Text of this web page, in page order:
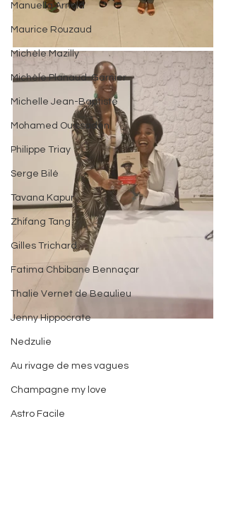
Manuella Arnold
Maurice Rouzaud
Michèle Mazilly
Michèle Planaud-Garnier
Michelle Jean-Baptiste
Mohamed Ouissaden
Philippe Triay
Serge Bilé
Tavana Kapur
Zhifang Tang
Gilles Trichard
Fatima Chbibane Bennaçar
Thalie Vernet de Beaulieu
Jenny Hippocrate
Nedzulie
Au rivage de mes vagues
Champagne my love
Astro Facile